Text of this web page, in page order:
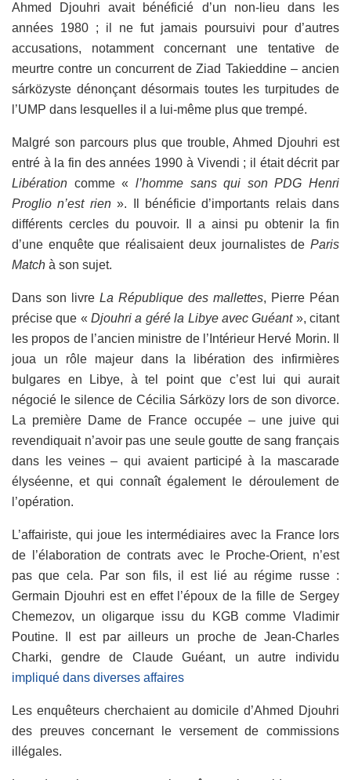
Ahmed Djouhri avait bénéficié d’un non-lieu dans les
années 1980 ; il ne fut jamais poursuivi pour d’autres
accusations, notamment concernant une tentative de
meurtre contre un concurrent de Ziad Takieddine – ancien
sárközyste dénonçant désormais toutes les turpitudes de
l’UMP dans lesquelles il a lui-même plus que trempé.
Malgré son parcours plus que trouble, Ahmed Djouhri est
entré à la fin des années 1990 à Vivendi ; il était décrit par
Libération comme « l’homme sans qui son PDG Henri
Proglio n’est rien». Il bénéficie d’importants relais dans
différents cercles du pouvoir. Il a ainsi pu obtenir la fin
d’une enquête que réalisaient deux journalistes de Paris
Match à son sujet.
Dans son livre La République des mallettes, Pierre Péan
précise que « Djouhri a géré la Libye avec Guéant », citant
les propos de l’ancien ministre de l’Intérieur Hervé Morin. Il
joua un rôle majeur dans la libération des infirmières
bulgares en Libye, à tel point que c’est lui qui aurait
négocié le silence de Cécilia Sárközy lors de son divorce.
La première Dame de France occupée – une juive qui
revendiquait n’avoir pas une seule goutte de sang français
dans les veines – qui avaient participé à la mascarade
élyséenne, et qui connaît également le déroulement de
l’opération.
L’affairiste, qui joue les intermédiaires avec la France lors
de l’élaboration de contrats avec le Proche-Orient, n’est
pas que cela. Par son fils, il est lié au régime russe :
Germain Djouhri est en effet l’époux de la fille de Sergey
Chemezov, un oligarque issu du KGB comme Vladimir
Poutine. Il est par ailleurs un proche de Jean-Charles
Charki, gendre de Claude Guéant, un autre individu
impliqué dans diverses affaires
Les enquêteurs cherchaient au domicile d’Ahmed Djouhri
des preuves concernant le versement de commissions
illégales.